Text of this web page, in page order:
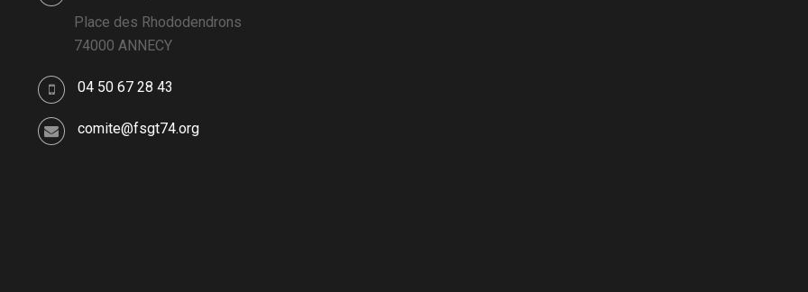
Place des Rhododendrons
74000 ANNECY
04 50 67 28 43
comite@fsgt74.org